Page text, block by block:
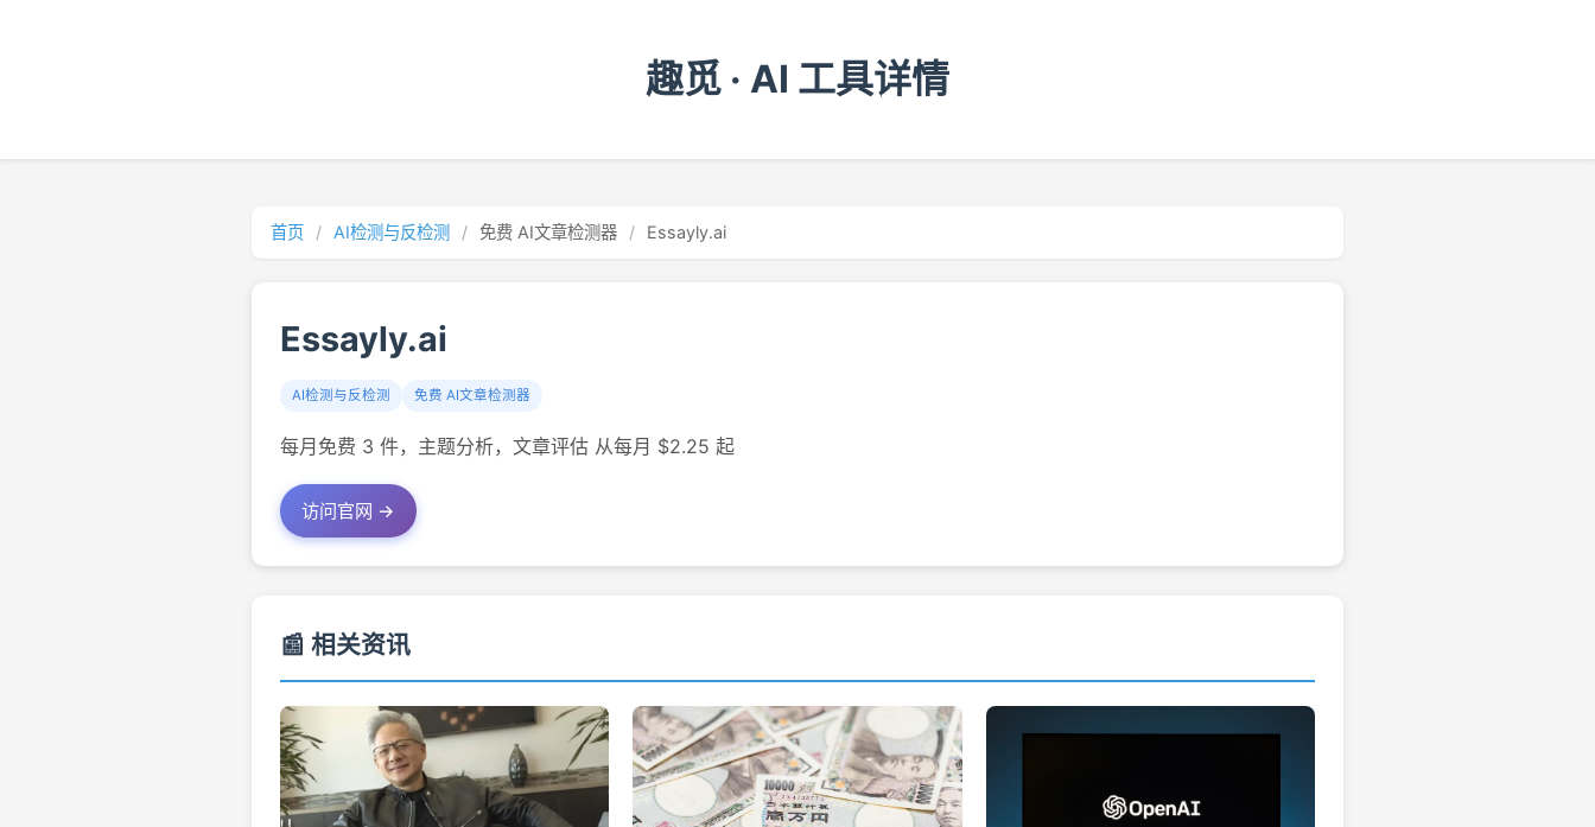
趣觅 · AI 工具详情
首页 / AI检测与反检测 / 免费 AI文章检测器 / Essayly.ai
Essayly.ai
AI检测与反检测 免费 AI文章检测器
每月免费 3 件，主题分析，文章评估 从每月 $2.25 起
访问官网 →
📰 相关资讯